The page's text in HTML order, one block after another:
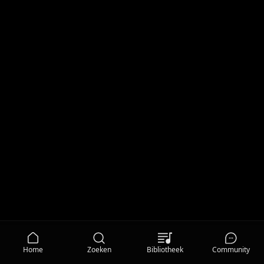
Home Zoeken Bibliotheek Community